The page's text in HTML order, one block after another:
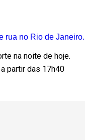
rua no Rio de Janeiro.
na noite de hoje.
partir das 17h40